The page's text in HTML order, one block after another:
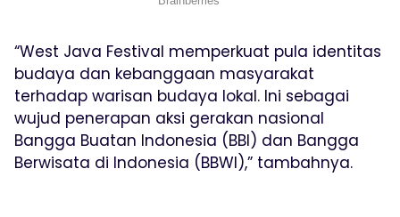
“West Java Festival memperkuat pula identitas
budaya dan kebanggaan masyarakat
terhadap warisan budaya lokal. Ini sebagai
wujud penerapan aksi gerakan nasional
Bangga Buatan Indonesia (BBI) dan Bangga
Berwisata di Indonesia (BBWI),” tambahnya.